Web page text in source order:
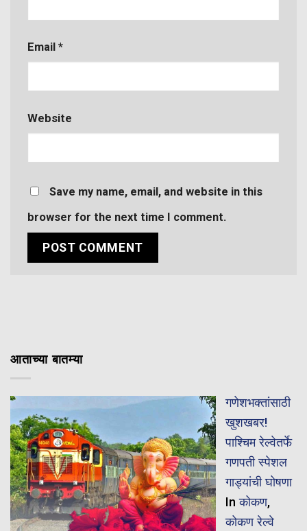
Email *
Website
Save my name, email, and website in this
browser for the next time I comment.
आताच्या बातम्या
गणेशभक्तांसाठी
खुशखबर!
पाश्चिम रेल्वेतर्फे
गणपती स्पेशल
गाड्यांची घोषणा
Inकोकण,
कोकण रेल्वे